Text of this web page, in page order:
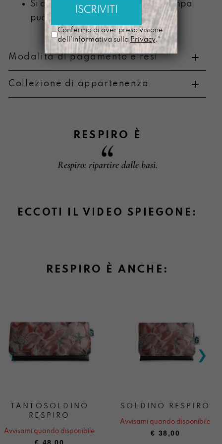
Si ammorbidisce con l’uso e la stampa
può scolorire
Modalità di pagamento e resi
Informazioni su cambi e resi
Collezione di appartenenza
RESPIRO È
Respiro: ripartire dalle basi.
ECCOTI IL VIDEO SPIEGONE:
RESPIRO È ANCHE:
TANTOSOLDINO
RESPIRO
Avvisami quando disponibile
SOLDINO RESPIRO
Avvisami quando disponibile
€ 38,00
Confermo di aver preso visione
dell'informativa sulla Privacy.*